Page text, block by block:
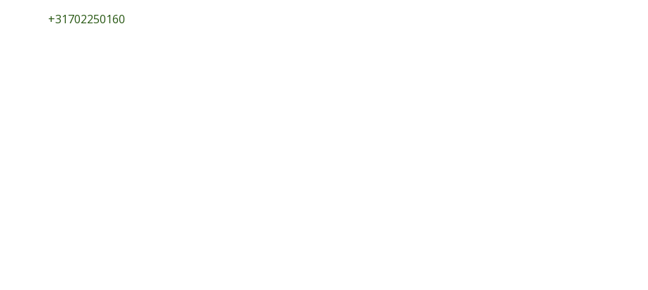
+31702250160